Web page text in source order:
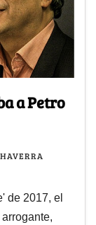
a Petro
de 2017, el